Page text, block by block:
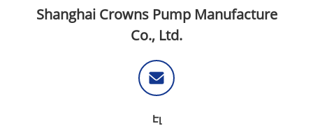
Shanghai Crowns Pump Manufacture
Co., Ltd.
Էլ